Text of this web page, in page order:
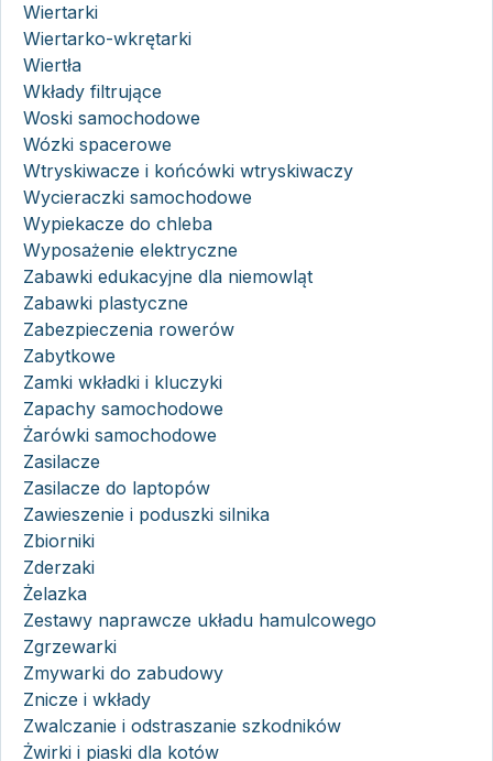
Wiertarki
Wiertarko-wkrętarki
Wiertła
Wkłady filtrujące
Woski samochodowe
Wózki spacerowe
Wtryskiwacze i końcówki wtryskiwaczy
Wycieraczki samochodowe
Wypiekacze do chleba
Wyposażenie elektryczne
Zabawki edukacyjne dla niemowląt
Zabawki plastyczne
Zabezpieczenia rowerów
Zabytkowe
Zamki wkładki i kluczyki
Zapachy samochodowe
Żarówki samochodowe
Zasilacze
Zasilacze do laptopów
Zawieszenie i poduszki silnika
Zbiorniki
Zderzaki
Żelazka
Zestawy naprawcze układu hamulcowego
Zgrzewarki
Zmywarki do zabudowy
Znicze i wkłady
Zwalczanie i odstraszanie szkodników
Żwirki i piaski dla kotów